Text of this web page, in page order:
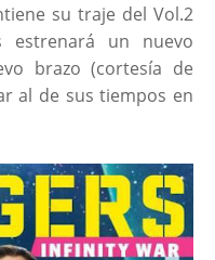
su traje del Vol.2
estrenará un nuevo
brazo (cortesía de
al de sus tiempos en